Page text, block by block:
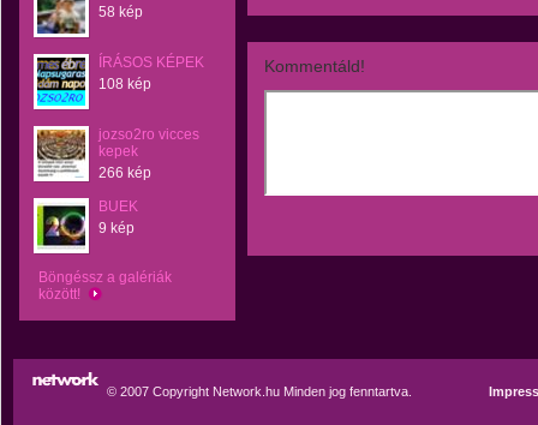
58 kép
ÍRÁSOS KÉPEK
108 kép
jozso2ro vicces
kepek
266 kép
BUEK
9 kép
Böngéssz a galériák
között!
Kommentáld!
© 2007 Copyright Network.hu Minden jog fenntartva.